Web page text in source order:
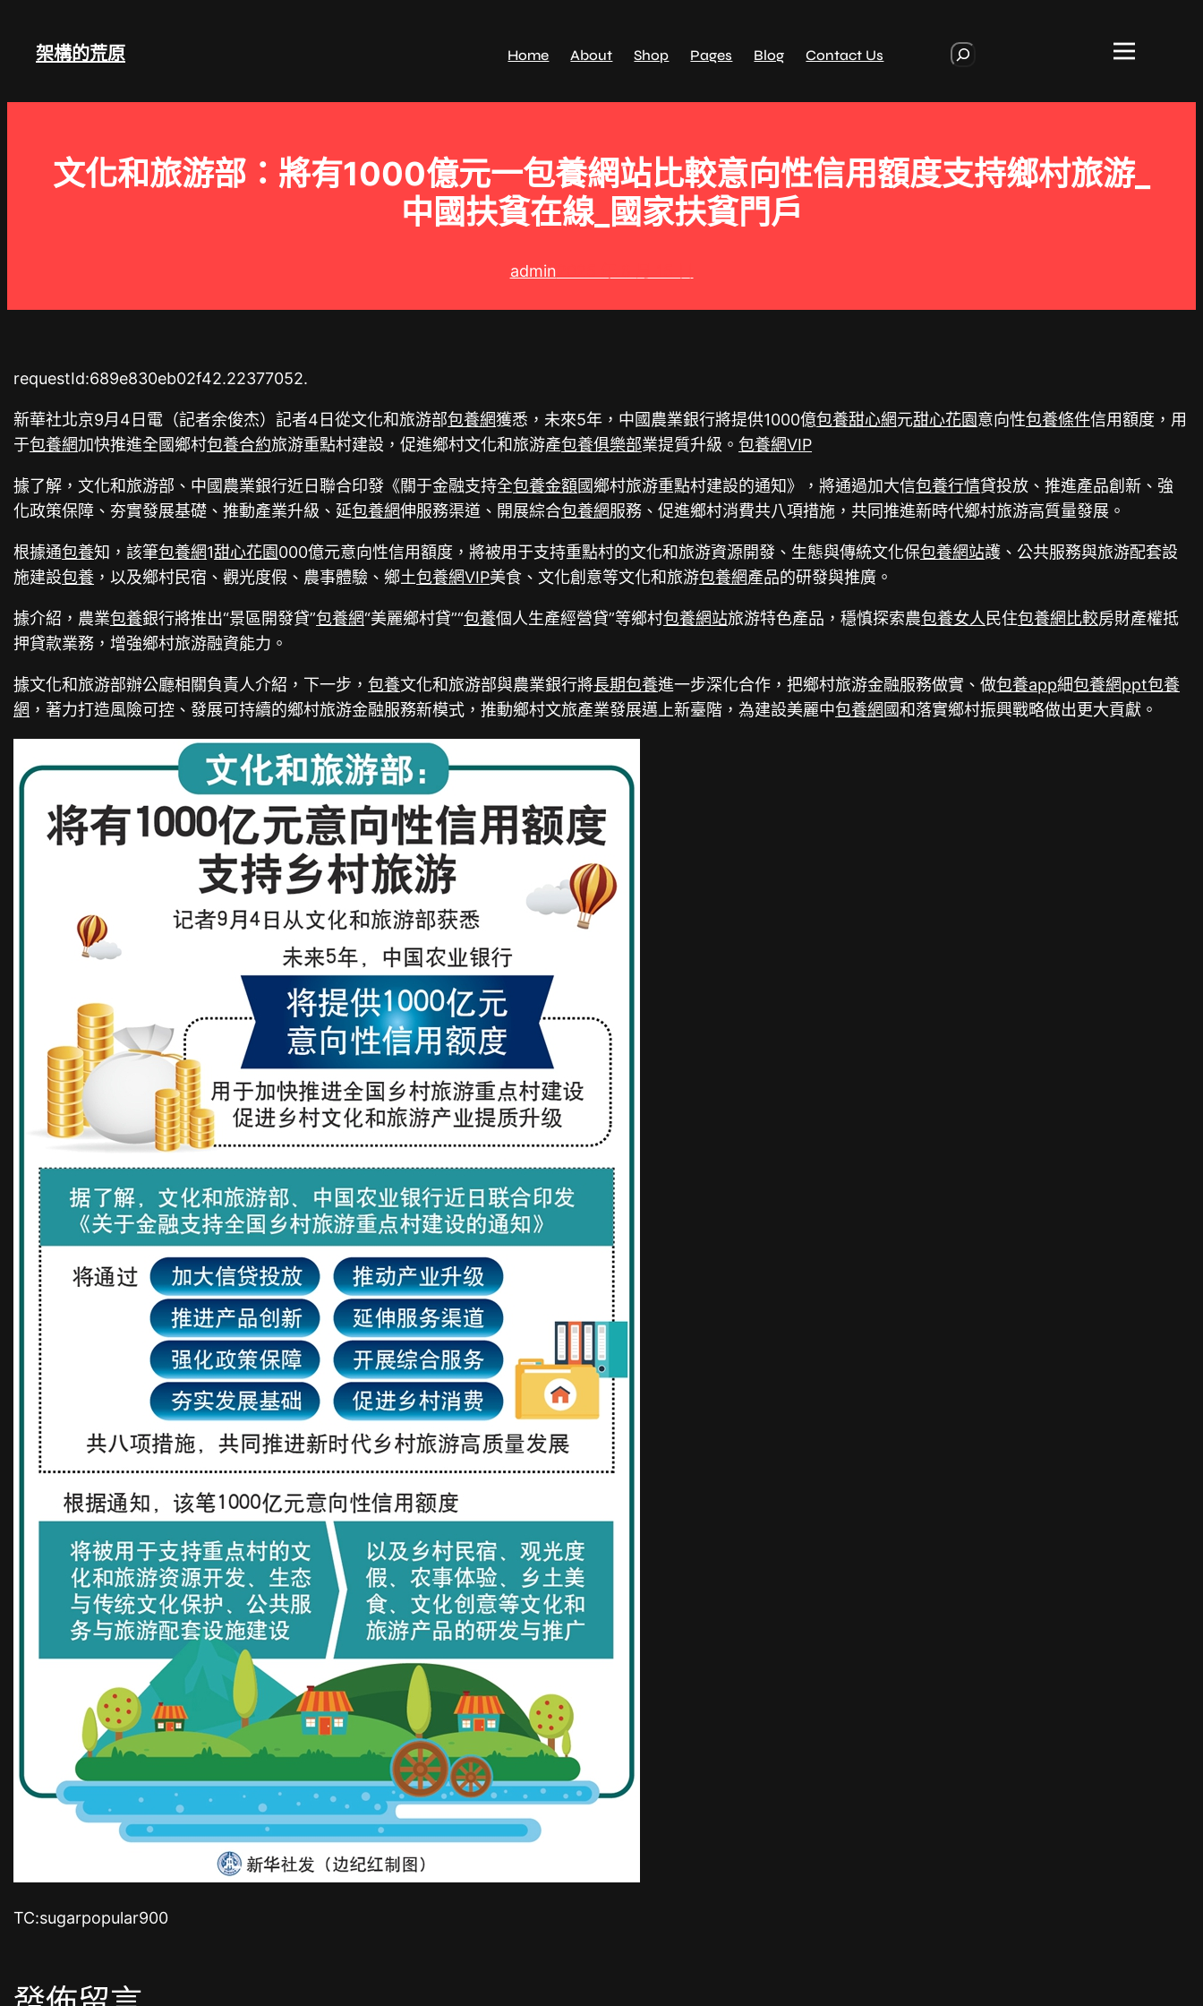
架構的荒原 Home About Shop Pages Blog Contact Us
r
文化和旅游部：將有1000億元一包養網站比較意向性信用額度支持鄉村旅游_
中國扶貧在線_國家扶貧門戶
admin
requestId:689e830eb02f42.22377052.
新華社北京9月4日電（記者余俊杰）記者4日從文化和旅游部包養網獲悉，未來5年，中國農業銀行將提供1000億包養甜心網元甜心花園意向性包養條件信用額度，用
于包養網加快推進全國鄉村包養合約旅游重點村建設，促進鄉村文化和旅游產包養俱樂部業提質升級。包養網VIP
據了解，文化和旅游部、中國農業銀行近日聯合印發《關于金融支持全包養金額國鄉村旅游重點村建設的通知》，將通過加大信包養行情貸投放、推進產品創新、強
化政策保障、夯實發展基礎、推動產業升級、延包養網伸服務渠道、開展綜合包養網服務、促進鄉村消費共八項措施，共同推進新時代鄉村旅游高質量發展。
根據通包養知，該筆包養網1甜心花園000億元意向性信用額度，將被用于支持重點村的文化和旅游資源開發、生態與傳統文化保包養網站護、公共服務與旅游配套設
施建設包養 ，以及鄉村民宿、觀光度假、農事體驗、鄉土包養網VIP美食、文化創意等文化和旅游包養網產品的研發與推廣。
據介紹，農業包養銀行將推出“景區開發貸”包養網“美麗鄉村貸”“包養個人生產經營貸”等鄉村包養網站旅游特色產品，穩慎探索農包養女人民住包養網比較房財產權抵
押貸款業務，增強鄉村旅游融資能力。
據文化和旅游部辦公廳相關負責人介紹，下一步，包養文化和旅游部與農業銀行將長期包養進一步深化合作，把鄉村旅游金融服務做實、做包養app細包養網ppt包養
網 ，著力打造風險可控、發展可持續的鄉村旅游金融服務新模式，推動鄉村文旅產業發展邁上新臺階，為建設美麗中包養網 國和落實鄉村振興戰略做出更大貢獻。
TC:sugarpopular900